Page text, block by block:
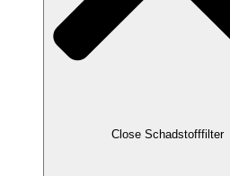
Close Schadstofffilter